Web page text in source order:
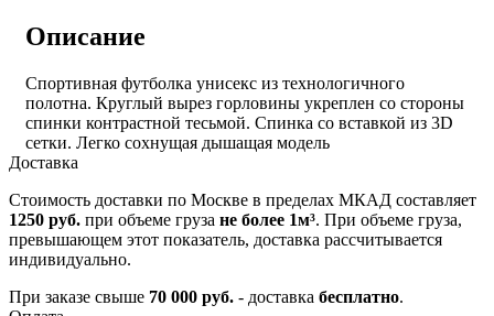
Описание
Спортивная футболка унисекс из технологичного
полотна. Круглый вырез горловины укреплен со стороны
спинки контрастной тесьмой. Спинка со вставкой из 3D
сетки. Легко сохнущая дышащая модель
Доставка
Стоимость доставки по Москве в пределах МКАД составляет
1250 руб. при объеме груза не более 1м³. При объеме груза,
превышающем этот показатель, доставка рассчитывается
индивидуально.
При заказе свыше 70 000 руб. - доставка бесплатно.